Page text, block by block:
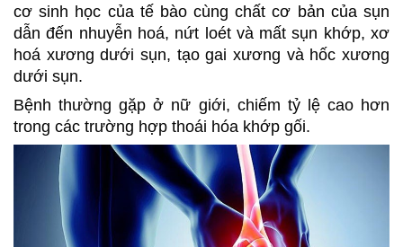
cơ sinh học của tế bào cùng chất cơ bản của sụn
dẫn đến nhuyễn hoá, nứt loét và mất sụn khớp, xơ
hoá xương dưới sụn, tạo gai xương và hốc xương
dưới sụn.
Bệnh thường gặp ở nữ giới, chiếm tỷ lệ cao hơn
trong các trường hợp thoái hóa khớp gối.